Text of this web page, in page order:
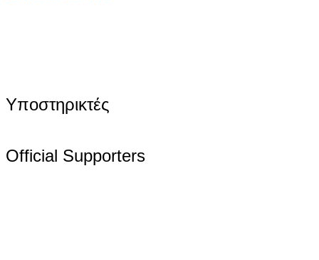
Υποστηρικτές
Official Supporters